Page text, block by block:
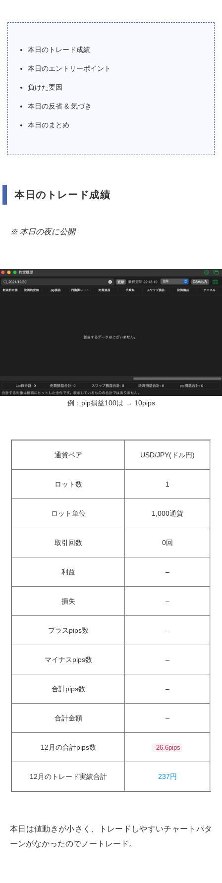
本日のトレード成績
本日のエントリーポイント
負けた要因
本日の反省 & 気づき
本日のまとめ
本日のトレード成績
※ 本日の夜に公開
例：pip損益100は → 10pips
通貨ペア USD/JPY(ドル円)
ロット数 1
ロット単位 1,000通貨
取引回数 0回
利益 –
損失 –
プラスpips数 –
マイナスpips数 –
合計pips数 –
合計金額 –
12月の合計pips数 -26.6pips
12月のトレード実績合計 237円
本日は値動きが小さく、トレードしやすいチャートパタ
ーンがなかったのでノートレード。